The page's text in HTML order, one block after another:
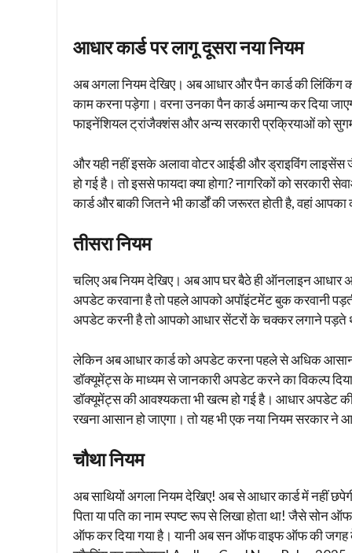
आधार कार्ड पर लागू दूसरा नया नियम
अब अगला नियम देखिए। अब आधार और पैन कार्ड की लिंकिंग
काम करना पड़ेगा। वरना उनका पैन कार्ड अमान्य कर दिया
फाइनेंशियल ट्रांजैक्शंस और अन्य सरकारी प्रक्रियाओं को
और यही नहीं इसके अलावा वोटर आईडी और ड्राइविंग
हो गई है। तो इससे फायदा क्या होगा? नागरिकों को सरकारी
कार्ड और बाकी जितने भी कार्डों की जरूरत होती है, वहां
तीसरा नियम
चलिए अब नियम देखिए। अब आप घर बैठे ही ऑनलाइन आधार
अपडेट करवाना है तो पहले आपको अपॉइंटमेंट बुक करवानी
अपडेट करनी है तो आपको आधार सेंटरों के चक्कर लगाने पड़ते
लेकिन अब आधार कार्ड को अपडेट करना पहले से अधिक आसान
डॉक्यूमेंट्स के माध्यम से जानकारी अपडेट करने का विकल्प
डॉक्यूमेंट्स की आवश्यकता भी खत्म हो गई है। आधार अपडेट
रखना आसान हो जाएगा। तो यह भी एक नया नियम सरकार ने
चौथा नियम
अब साथियों अगला नियम देखिए! अब से आधार कार्ड में नहीं
पिता या पति का नाम स्पष्ट रूप से लिखा होता था! जैसे
ऑफ कर दिया गया है। यानी अब सन ऑफ वाइफ ऑफ की